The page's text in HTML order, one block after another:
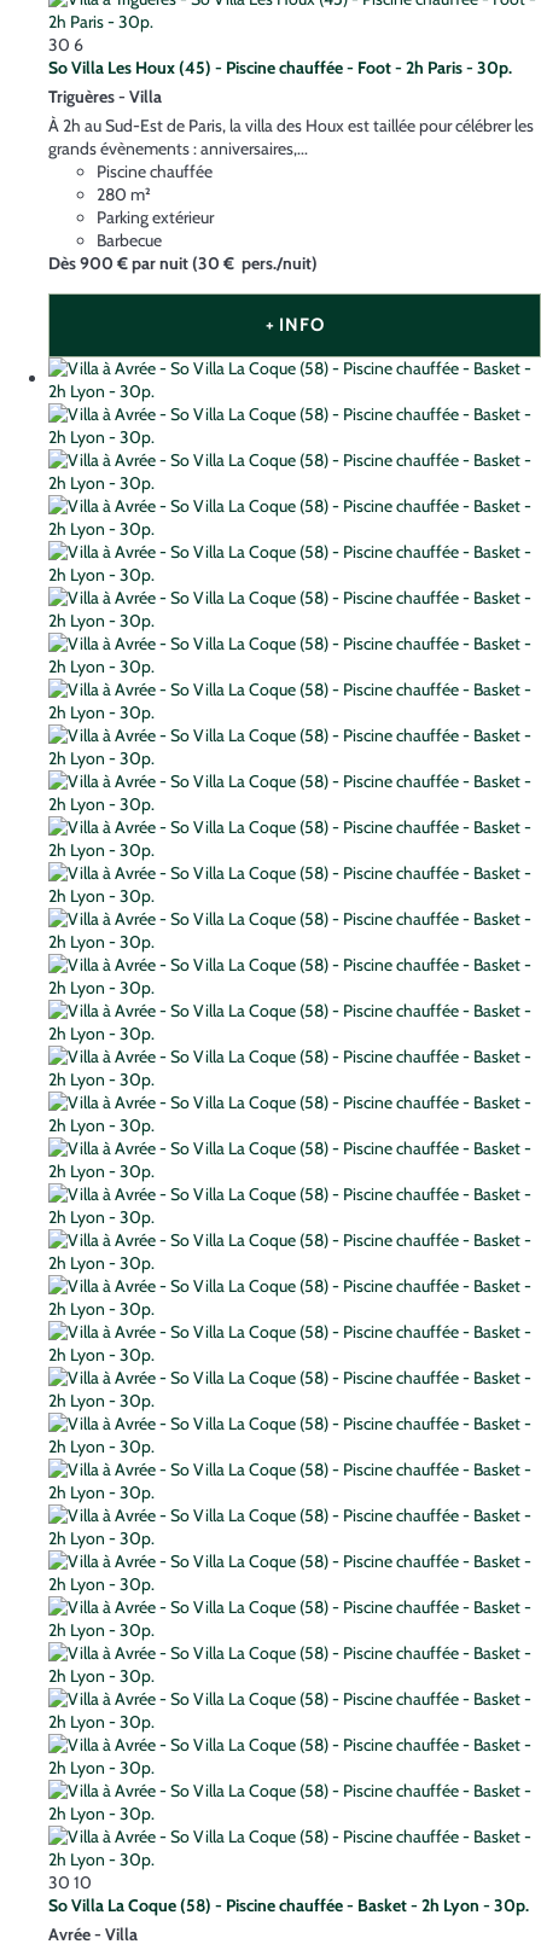
30 6
So Villa Les Houx (45) - Piscine chauffée - Foot - 2h Paris - 30p.
Triguères - Villa
À 2h au Sud-Est de Paris, la villa des Houx est taillée pour célébrer les
grands évènements : anniversaires,...
Piscine chauffée
280 m²
Parking extérieur
Barbecue
Dès900 €par nuit(30 € pers./nuit)
+ INFO
30 10
So Villa La Coque (58) - Piscine chauffée - Basket - 2h Lyon - 30p.
Avrée - Villa